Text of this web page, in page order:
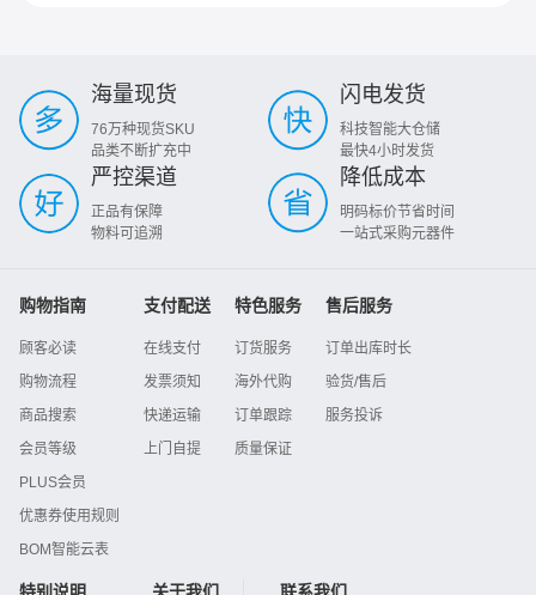
海量现货
76万种现货SKU
品类不断扩充中
闪电发货
科技智能大仓储
最快4小时发货
严控渠道
正品有保障
物料可追溯
降低成本
明码标价节省时间
一站式采购元器件
购物指南
顾客必读
购物流程
商品搜索
会员等级
PLUS会员
优惠券使用规则
BOM智能云表
支付配送
在线支付
发票须知
快递运输
上门自提
特色服务
订货服务
海外代购
订单跟踪
质量保证
售后服务
订单出库时长
验货/售后
服务投诉